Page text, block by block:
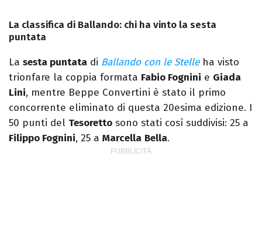
La classifica di Ballando: chi ha vinto la sesta
puntata
La sesta puntata di Ballando con le Stelleha visto
trionfare la coppia formata Fabio Fognini e Giada
Lini, mentre Beppe Convertini è stato il primo
concorrente eliminato di questa 20esima edizione. I
50 punti del Tesoretto sono stati così suddivisi: 25 a
Filippo Fognini, 25 a Marcella Bella.